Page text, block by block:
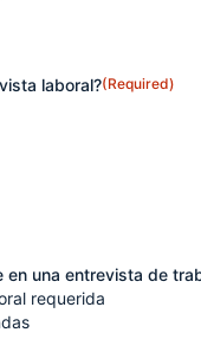
laboral?(Required)
una entrevista de
requerida